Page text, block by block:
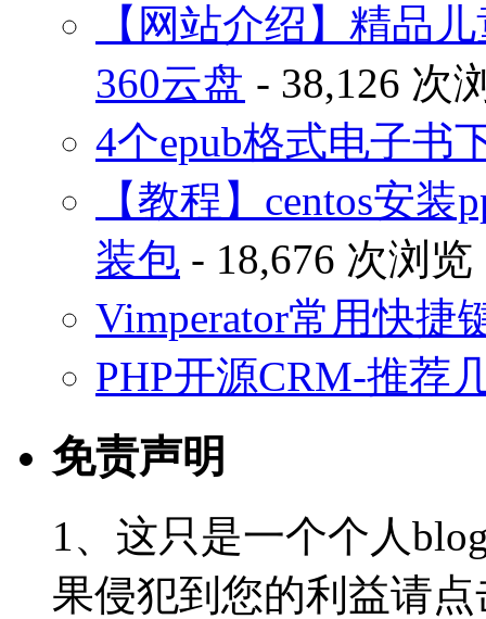
【网站介绍】精品
360云盘 - 38,126 次
4个epub格式电子书
【教程】centos安
装包 - 18,676 次浏览
Vimperator常用快捷
PHP开源CRM-推荐
免责声明
1、这只是一个个人
果侵犯到您的利益请